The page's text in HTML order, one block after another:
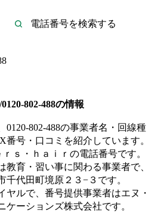
802-488の情報
0120-802-488の事業者名・回線種
番号・口コミを紹介しています。
ｒｓ・ｈａｉｒ の電話番号です。
教育・習い事に関わる事業者で、
千代田町境原２３−３ です。
ヤルで、番号提供事業者はエヌ・
ケーションズ株式会社です。